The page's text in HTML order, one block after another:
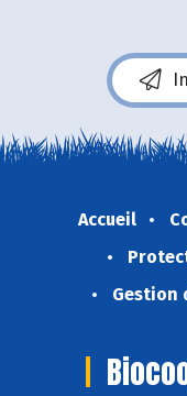
Accueil
Gestion